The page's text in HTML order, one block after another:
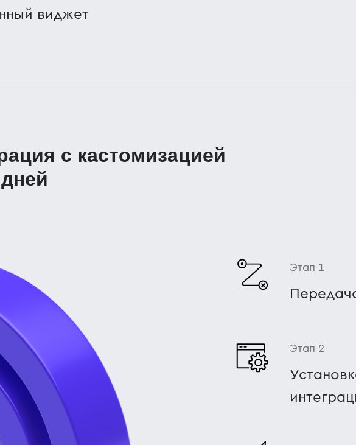
виджет
с кастомизацией
Этап 1
Этап 2